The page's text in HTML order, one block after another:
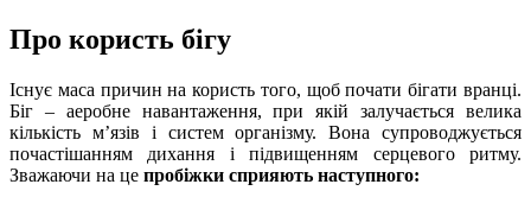
Про користь бігу
Існує маса причин на користь того, щоб почати бігати вранці.
Біг – аеробне навантаження, при якій залучається велика
кількість м’язів і систем організму. Вона супроводжується
почастішанням дихання і підвищенням серцевого ритму.
Зважаючи на це пробіжки сприяють наступного: